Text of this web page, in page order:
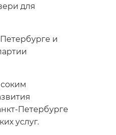
для
и
Петербурге
услуг.